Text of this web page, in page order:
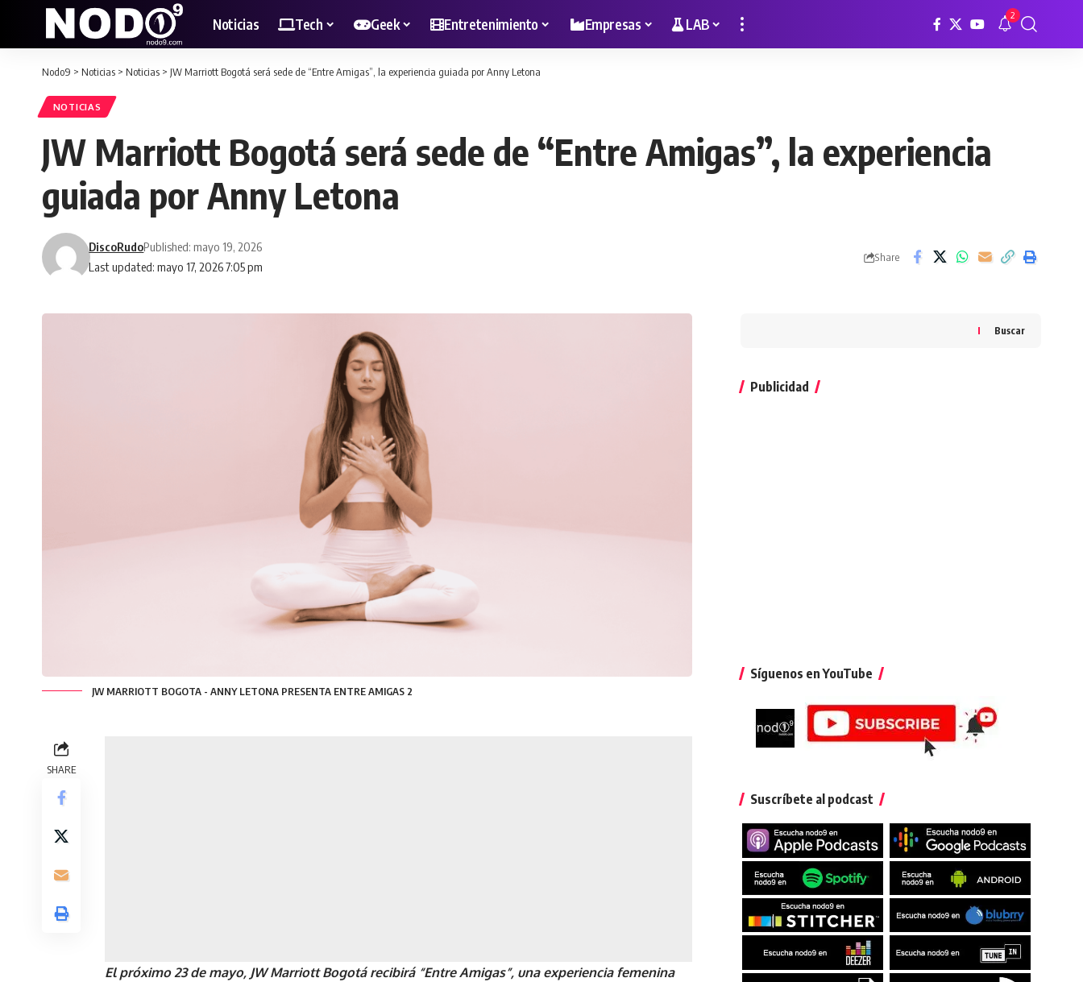
Noticias Tech Geek Entretenimiento Empresas LAB 2
Nodo9 > Noticias > Noticias > JW Marriott Bogotá será sede de “Entre Amigas”, la experiencia guiada por Anny Letona
NOTICIAS
JW Marriott Bogotá será sede de “Entre Amigas”, la experiencia
guiada por Anny Letona
Last updated: mayo 17, 2026 7:05 pm
DiscoRudoPublished: mayo 19, 2026
Share
JW MARRIOTT BOGOTA - ANNY LETONA PRESENTA ENTRE AMIGAS 2
SHARE
El próximo 23 de mayo, JW Marriott Bogotá recibirá “Entre Amigas”, una experiencia femenina
Buscar
Publicidad
Síguenos en YouTube
Suscríbete al podcast